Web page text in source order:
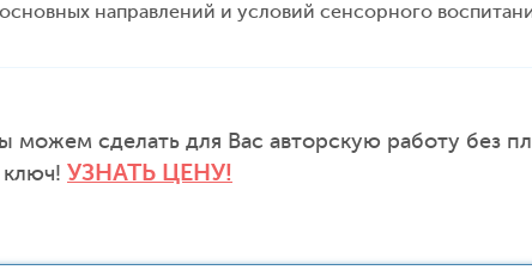
направлений и условий сенсорного
можем сделать для Вас авторскую работу без
УЗНАТЬ ЦЕНУ!